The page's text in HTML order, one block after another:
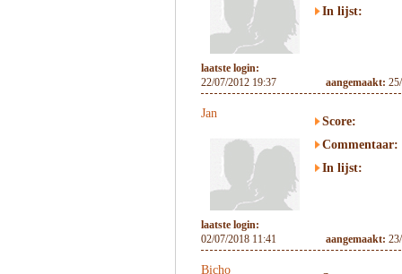
In lijst:
laatste login:
22/07/2012 19:37
aangemaakt:
Jan
Score:
Commentaar:
In lijst:
laatste login:
02/07/2018 11:41
aangemaakt:
Bicho